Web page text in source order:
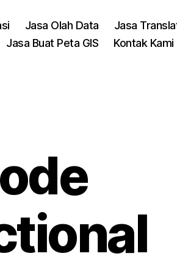
Jasa Olah Data
Jasa
Jasa Buat Peta GIS
Kontak Kami